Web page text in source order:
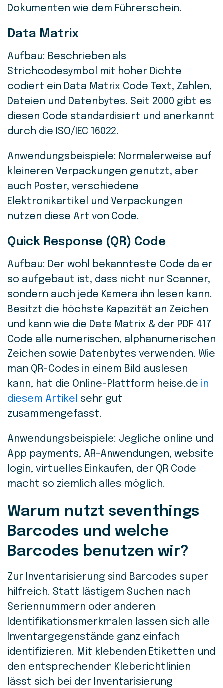
Dokumenten wie dem Führerschein.
Data Matrix
Aufbau: Beschrieben als
Strichcodesymbol mit hoher Dichte
codiert ein Data Matrix Code Text, Zahlen,
Dateien und Datenbytes. Seit 2000 gibt es
diesen Code standardisiert und anerkannt
durch die ISO/IEC 16022.
Anwendungsbeispiele: Normalerweise auf
kleineren Verpackungen genutzt, aber
auch Poster, verschiedene
Elektronikartikel und Verpackungen
nutzen diese Art von Code.
Quick Response (QR) Code
Aufbau: Der wohl bekannteste Code da er
so aufgebaut ist, dass nicht nur Scanner,
sondern auch jede Kamera ihn lesen kann.
Besitzt die höchste Kapazität an Zeichen
und kann wie die Data Matrix & der PDF 417
Code alle numerischen, alphanumerischen
Zeichen sowie Datenbytes verwenden. Wie
man QR-Codes in einem Bild auslesen
kann, hat die Online-Plattform heise.de in
diesem Artikel sehr gut
zusammengefasst.
Anwendungsbeispiele: Jegliche online und
App payments, AR-Anwendungen, website
login, virtuelles Einkaufen, der QR Code
macht so ziemlich alles möglich.
Warum nutzt seventhings
Barcodes und welche
Barcodes benutzen wir?
Zur Inventarisierung sind Barcodes super
hilfreich. Statt lästigem Suchen nach
Seriennummern oder anderen
Identifikationsmerkmalen lassen sich alle
Inventargegenstände ganz einfach
identifizieren. Mit klebenden Etiketten und
den entsprechenden Kleberichtlinien
lässt sich bei der Inventarisierung